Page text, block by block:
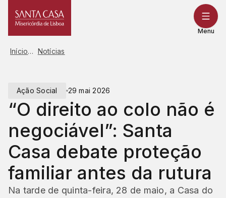
para
Menu
Início Notícias
Ação Social 29 mai 2026
“O direito ao colo não é
negociável”: Santa
Casa debate proteção
familiar antes da rutura
Na tarde de quinta-feira, 28 de maio, a Casa do